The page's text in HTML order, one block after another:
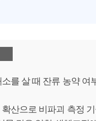
를 살 때 잔류 농약 여
산으로 비파괴 측정